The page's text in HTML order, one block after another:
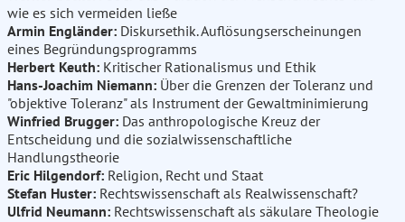
wie es sich vermeiden ließe
Armin Engländer: Diskursethik. Auflösungserscheinungen
eines Begründungsprogramms
Herbert Keuth: Kritischer Rationalismus und Ethik
Hans-Joachim Niemann: Über die Grenzen der Toleranz und
"objektive Toleranz" als Instrument der Gewaltminimierung
Winfried Brugger: Das anthropologische Kreuz der
Entscheidung und die sozialwissenschaftliche
Handlungstheorie
Eric Hilgendorf: Religion, Recht und Staat
Stefan Huster: Rechtswissenschaft als Realwissenschaft?
Ulfrid Neumann: Rechtswissenschaft als säkulare Theologie